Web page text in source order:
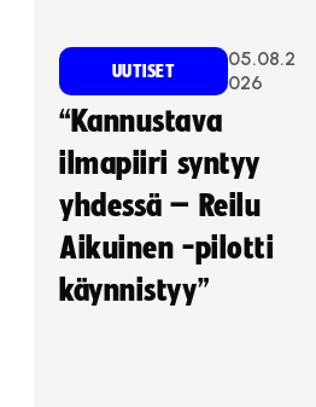
UUTISET
05.08.2
026
“Kannustava
ilmapiiri syntyy
yhdessä – Reilu
Aikuinen -pilotti
käynnistyy”